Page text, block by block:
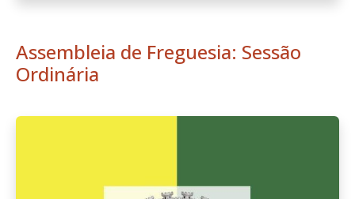
Assembleia de Freguesia: Sessão
Ordinária